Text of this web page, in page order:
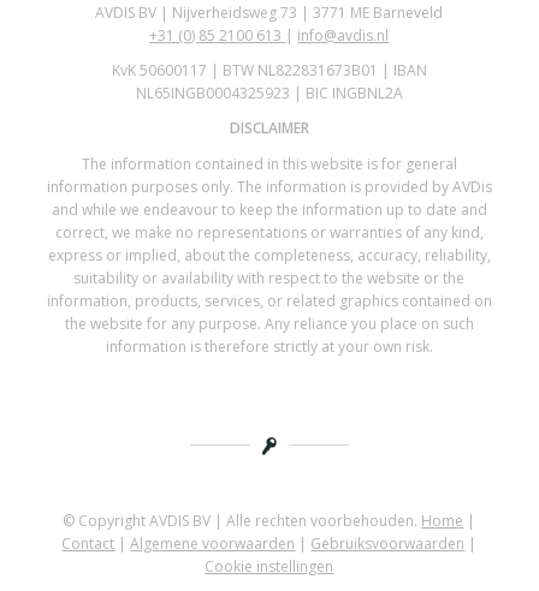
AVDIS BV | Nijverheidsweg 73 | 3771 ME Barneveld
+31 (0) 85 2100 613 | info@avdis.nl
KvK 50600117 | BTW NL822831673B01 | IBAN
NL65INGB0004325923 | BIC INGBNL2A
DISCLAIMER
The information contained in this website is for general
information purposes only. The information is provided by AVDis
and while we endeavour to keep the information up to date and
correct, we make no representations or warranties of any kind,
express or implied, about the completeness, accuracy, reliability,
suitability or availability with respect to the website or the
information, products, services, or related graphics contained on
the website for any purpose. Any reliance you place on such
information is therefore strictly at your own risk.
© Copyright AVDIS BV | Alle rechten voorbehouden. Home |
Contact |Algemene voorwaarden | Gebruiksvoorwaarden |
Cookie instellingen